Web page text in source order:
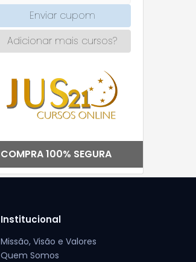
Enviar cupom
Adicionar mais cursos?
COMPRA 100% SEGURA
Institucional
Missão, Visão e Valores
Quem Somos